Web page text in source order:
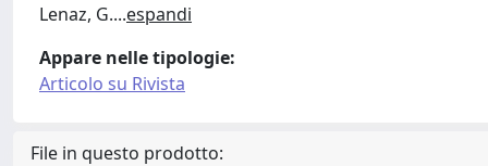
Lenaz, G....espandi
Appare nelle tipologie:
Articolo su Rivista
File in questo prodotto: